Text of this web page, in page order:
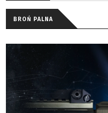
BROŃ PALNA